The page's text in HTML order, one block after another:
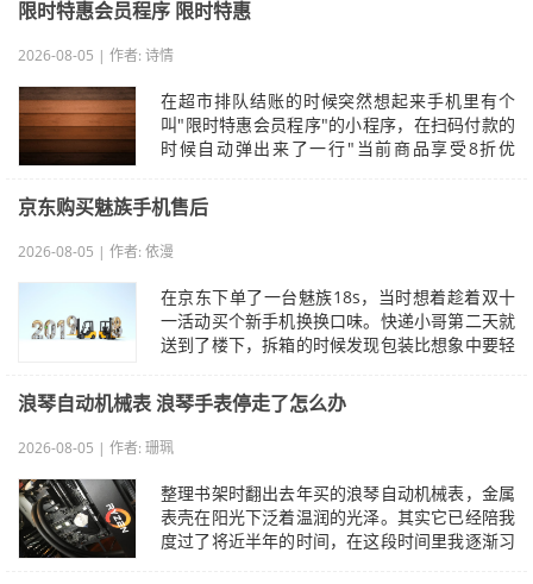
限时特惠会员程序 限时特惠
2026-08-05 | 作者: 诗情
在超市排队结账的时候突然想起来手机里有个
叫"限时特惠会员程序"的小程序，在扫码付款的
时候自动弹出来了一行"当前商品享受8折优
京东购买魅族手机售后
2026-08-05 | 作者: 依漫
在京东下单了一台魅族18s，当时想着趁着双十
一活动买个新手机换换口味。快递小哥第二天就
送到了楼下，拆箱的时候发现包装比想象中要轻
浪琴自动机械表 浪琴手表停走了怎么办
2026-08-05 | 作者: 珊珮
整理书架时翻出去年买的浪琴自动机械表，金属
表壳在阳光下泛着温润的光泽。其实它已经陪我
度过了将近半年的时间，在这段时间里我逐渐习